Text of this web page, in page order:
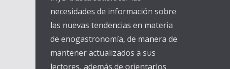
necesidades de información sobre
las nuevas tendencias en materia
de enogastronomía, de manera de
mantener actualizados a sus
lectores, además de orientarlos